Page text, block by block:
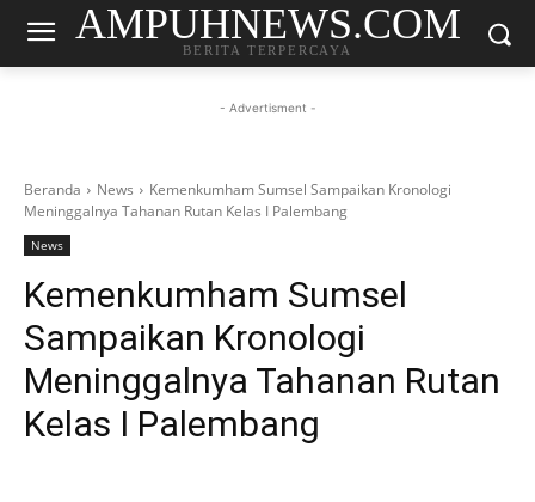
AMPUHNEWS.COM
BERITA TERPERCAYA
- Advertisment -
Beranda News
Kemenkumham Sumsel Sampaikan Kronologi
Meninggalnya Tahanan Rutan Kelas I Palembang
News
Kemenkumham Sumsel
Sampaikan Kronologi
Meninggalnya Tahanan Rutan
Kelas I Palembang